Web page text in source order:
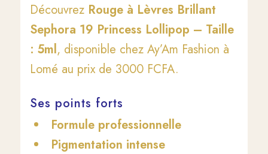
Découvrez Rouge à Lèvres Brillant
Sephora 19 Princess Lollipop – Taille
: 5ml, disponible chez Ay’Am Fashion à
Lomé au prix de 3000 FCFA.
Ses points forts
Formule professionnelle
Pigmentation intense